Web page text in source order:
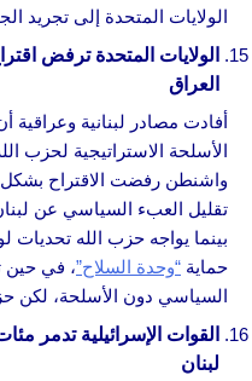
الولايات المتحدة إلى تجريد
الولايات المتحدة ترفض
العراق
أفادت مصادر لبنانية وعراقية
الأسلحة الاستراتيجية لحزب
واشنطن رفضت الاقتراح
تقليل العبء السياسي عن
بينما يواجه حزب الله تحديات
حماية “وحدة السلاح”، في حين
السياسي دون الأسلحة، لكن
القوات الإسرائيلية تدمر
لبنان